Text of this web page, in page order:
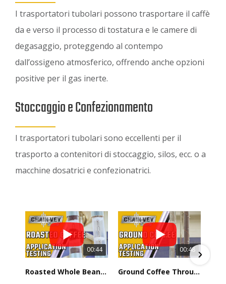
I trasportatori tubolari possono trasportare il caffè
da e verso il processo di tostatura e le camere di
degasaggio, proteggendo al contempo
dall’ossigeno atmosferico, offrendo anche opzioni
positive per il gas inerte.
Stoccaggio e Confezionamento
I trasportatori tubolari sono eccellenti per il
trasporto a contenitori di stoccaggio, silos, ecc. o a
macchine dosatrici e confezionatrici.
00:44
Roasted Whole Bean Coffee Through Chain-Vey
00:48
Ground Coffee Through Chain-Vey